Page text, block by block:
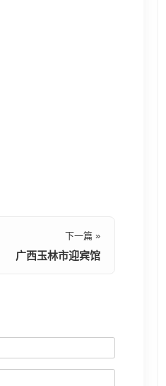
下一篇 »
广西玉林市迎宾馆